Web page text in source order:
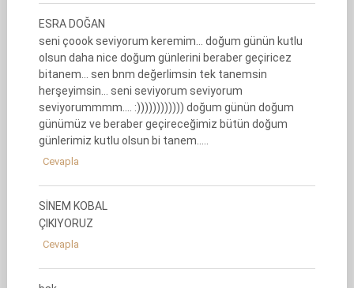
ESRA DOĞAN
seni çoook seviyorum keremim… doğum günün kutlu
olsun daha nice doğum günlerini beraber geçiricez
bitanem… sen bnm değerlimsin tek tanemsin
herşeyimsin… seni seviyorum seviyorum
seviyorummmm…. :)))))))))))) doğum günün doğum
günümüz ve beraber geçireceğimiz bütün doğum
günlerimiz kutlu olsun bi tanem…..
Cevapla
SİNEM KOBAL
ÇIKIYORUZ
Cevapla